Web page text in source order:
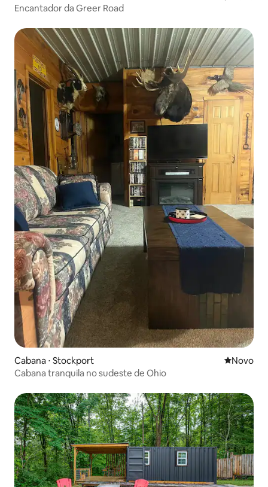
Encantador da Greer Road
Cabana ⋅ Stockport Novo
Novo
Cabana tranquila no sudeste de Ohio